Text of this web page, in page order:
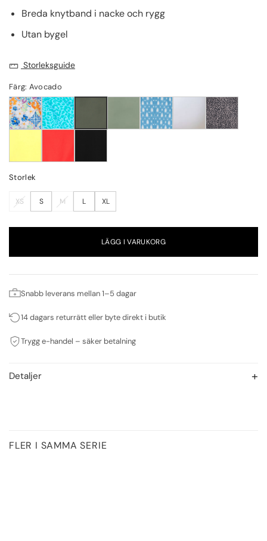
Breda knytband i nacke och rygg
Utan bygel
Storleksguide
Färg: Avocado
Storlek
XS S M L XL
LÄGG I VARUKORG
Snabb leverans mellan 1–5 dagar
14 dagars returrätt eller byte direkt i butik
Trygg e-handel – säker betalning
Detaljer
FLER I SAMMA SERIE